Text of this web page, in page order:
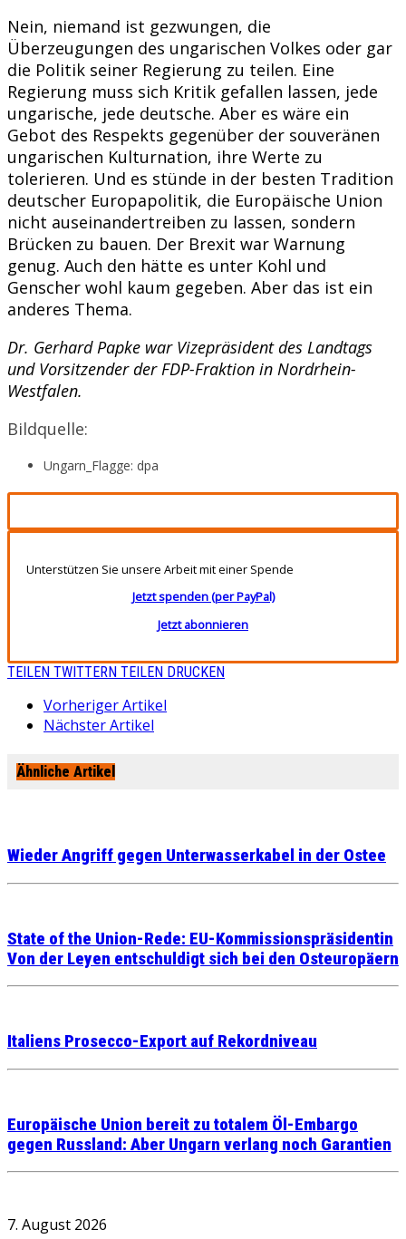
Nein, niemand ist gezwungen, die
Überzeugungen des ungarischen Volkes oder gar
die Politik seiner Regierung zu teilen. Eine
Regierung muss sich Kritik gefallen lassen, jede
ungarische, jede deutsche. Aber es wäre ein
Gebot des Respekts gegenüber der souveränen
ungarischen Kulturnation, ihre Werte zu
tolerieren. Und es stünde in der besten Tradition
deutscher Europapolitik, die Europäische Union
nicht auseinandertreiben zu lassen, sondern
Brücken zu bauen. Der Brexit war Warnung
genug. Auch den hätte es unter Kohl und
Genscher wohl kaum gegeben. Aber das ist ein
anderes Thema.
Dr. Gerhard Papke war Vizepräsident des Landtags
und Vorsitzender der FDP-Fraktion in Nordrhein-
Westfalen.
Bildquelle:
Ungarn_Flagge: dpa
Unterstützen Sie unsere Arbeit mit einer Spende
Jetzt spenden (per PayPal)
Jetzt abonnieren
TEILEN TWITTERN TEILEN DRUCKEN
Vorheriger Artikel
Nächster Artikel
Ähnliche Artikel
Wieder Angriff gegen Unterwasserkabel in der Ostee
State of the Union-Rede: EU-Kommissionspräsidentin
Von der Leyen entschuldigt sich bei den Osteuropäern
Italiens Prosecco-Export auf Rekordniveau
Europäische Union bereit zu totalem Öl-Embargo
gegen Russland: Aber Ungarn verlang noch Garantien
7. August 2026